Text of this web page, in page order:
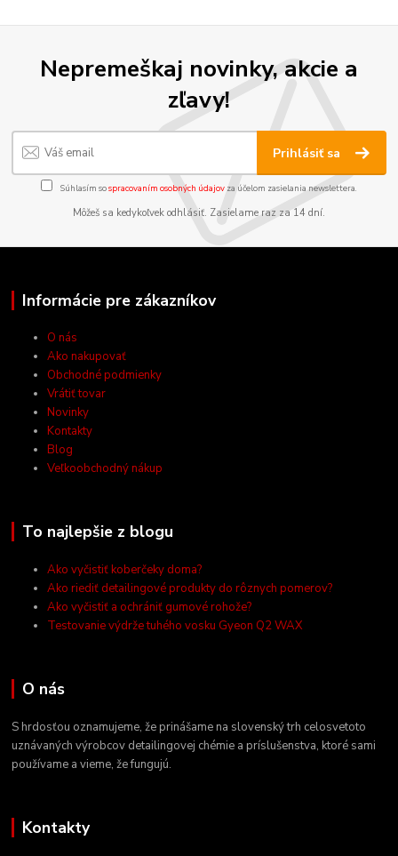
Nepremeškaj novinky, akcie a
zľavy!
Prihlásiť sa
Súhlasím sospracovaním osobných údajov za účelom zasielania newslettera.
Môžeš sa kedykoľvek odhlásiť. Zasielame raz za 14 dní.
Informácie pre zákazníkov
O nás
Ako nakupovať
Obchodné podmienky
Vrátiť tovar
Novinky
Kontakty
Blog
Veľkoobchodný nákup
To najlepšie z blogu
Ako vyčistiť koberčeky doma?
Ako riediť detailingové produkty do rôznych pomerov?
Ako vyčistiť a ochrániť gumové rohože?
Testovanie výdrže tuhého vosku Gyeon Q2 WAX
O nás
S hrdosťou oznamujeme, že prinášame na slovenský trh celosvetoto
uznávaných výrobcov detailingovej chémie a príslušenstva, ktoré sami
používame a vieme, že fungujú.
Kontakty